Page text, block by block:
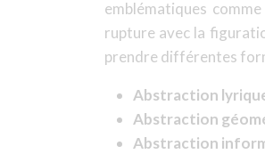
emblématiques
rupture avec la
prendre différentes
Abstraction
Abstraction
Abstraction